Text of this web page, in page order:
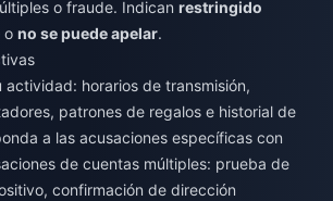
o fraude. Indican restringido
o no se puede apelar.
actividad: horarios de transmisión,
patrones de regalos e historial de
a las acusaciones específicas con
de cuentas múltiples: prueba de
confirmación de dirección